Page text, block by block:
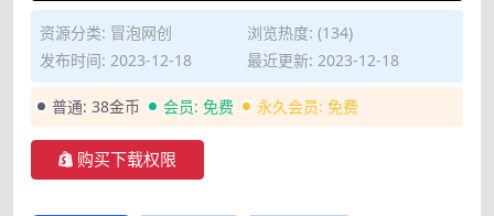
资源分类: 冒泡网创
浏览热度: (134)
发布时间: 2023-12-18
最近更新: 2023-12-18
普通: 38金币 会员: 免费 永久会员: 免费
购买下载权限